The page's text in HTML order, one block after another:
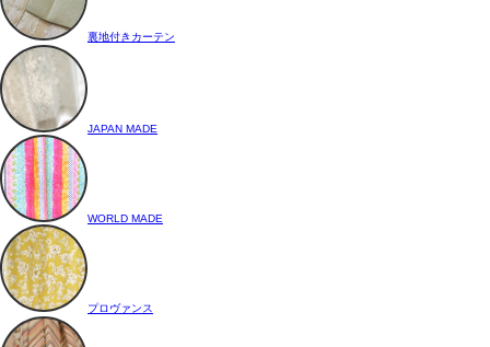
裏地付きカーテン
JAPAN MADE
WORLD MADE
プロヴァンス